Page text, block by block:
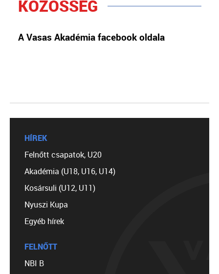
KÖZÖSSÉG
A Vasas Akadémia facebook oldala
HÍREK
Felnőtt csapatok, U20
Akadémia (U18, U16, U14)
Kosársuli (U12, U11)
Nyuszi Kupa
Egyéb hírek
FELNŐTT
NBI B